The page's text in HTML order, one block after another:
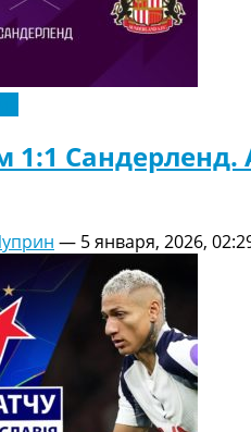
1:1
— 5 января, 2026,